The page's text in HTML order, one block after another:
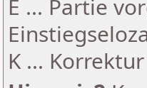
E ... Partie
K ...